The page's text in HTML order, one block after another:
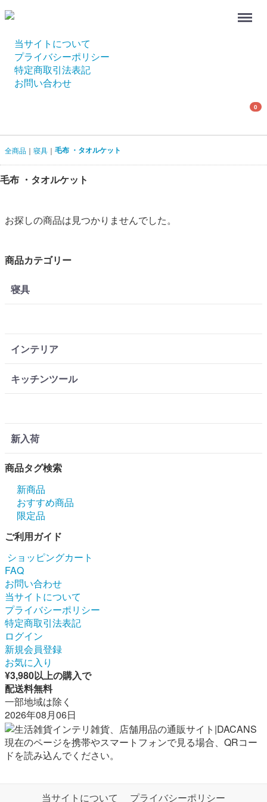
当サイトについて
プライバシーポリシー
特定商取引法表記
お問い合わせ
0
Menu
全商品 寝具 毛布 ・タオルケット
毛布 ・タオルケット
お探しの商品は見つかりませんでした。
商品カテゴリー
寝具
インテリア
キッチンツール
新入荷
商品タグ検索
新商品
おすすめ商品
限定品
ご利用ガイド
ショッピングカート
FAQ
お問い合わせ
当サイトについて
プライバシーポリシー
特定商取引法表記
ログイン
新規会員登録
お気に入り
¥3,980以上の購入で
配送料無料
一部地域は除く
2026年08月06日
現在のページを携帯やスマートフォンで見る場合、QRコー
ドを読み込んでください。
当サイトについて プライバシーポリシー